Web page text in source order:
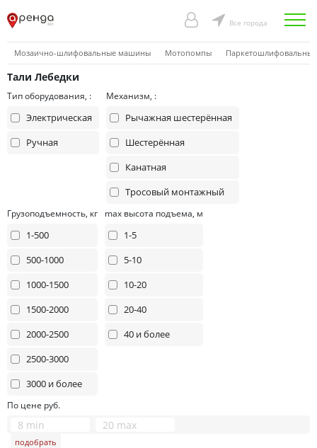
Все города
Мозаично-шлифовальные машины Мотопомпы
Тали Лебедки
Тип оборудования, :
Электрическая
Ручная
Механизм, :
Рычажная шестерённая
Шестерённая
Канатная
Тросовый монтажный
Грузоподъемность, кг
1-500
500-1000
1000-1500
1500-2000
2000-2500
2500-3000
3000 и более
max высота подъема, м
1-5
5-10
10-20
20-40
40 и более
По цене руб.
подобрать